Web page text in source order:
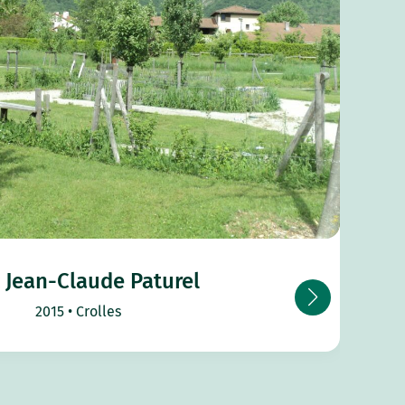
Jean-Claude Paturel
2015 Crolles